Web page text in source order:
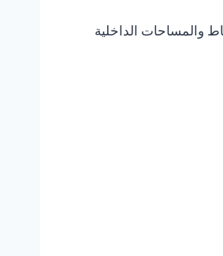
والمساحات الداخلية